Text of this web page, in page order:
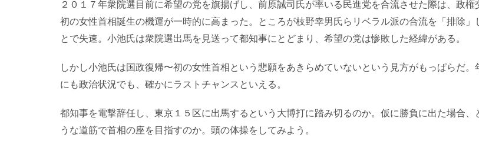
２０１７年衆院選目前に希望の党を旗揚げし、前原誠司氏が率いる民進党を合流させた際は、政権
初の女性首相誕生の機運が一時的に高まった。ところが枝野幸男氏らリベラル派の合流を「排除」
とで失速。小池氏は衆院選出馬を見送って都知事にとどまり、希望の党は惨敗した経緯がある。
しかし小池氏は国政復帰〜初の女性首相という悲願をあきらめていないという見方がもっぱらだ。
にも政治状況でも、確かにラストチャンスといえる。
都知事を電撃辞任し、東京１５区に出馬するという大博打に踏み切るのか。仮に勝負に出た場合、
うな道筋で首相の座を目指すのか。頭の体操をしてみよう。